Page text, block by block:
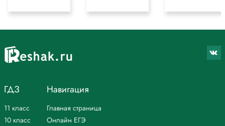
ГДЗ
11 класс
10 класс
Навигация
Главная страница
Онлайн ЕГЭ